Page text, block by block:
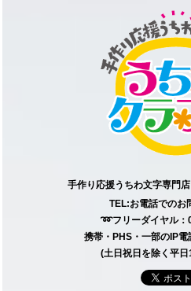
手作り応援うちわ文字専
TEL:お電話でのお
➿フリーダイヤル
携帯・PHS・一部のIP
(土日祝日を除く平